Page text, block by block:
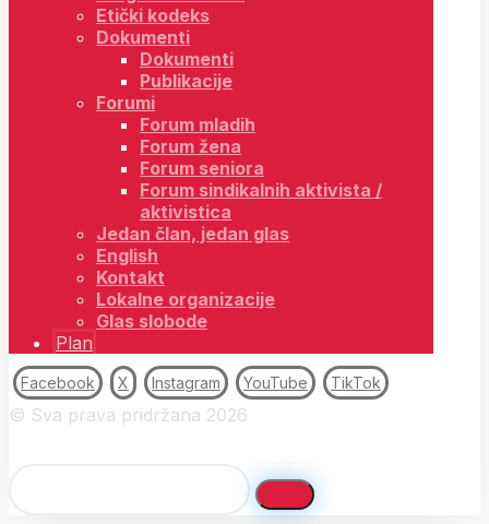
Etički kodeks
Dokumenti
Dokumenti
Publikacije
Forumi
Forum mladih
Forum žena
Forum seniora
Forum sindikalnih aktivista /
aktivistica
Jedan član, jedan glas
English
Kontakt
Lokalne organizacije
Glas slobode
Plan
Facebook X Instagram YouTube TikTok
© Sva prava pridržana 2026